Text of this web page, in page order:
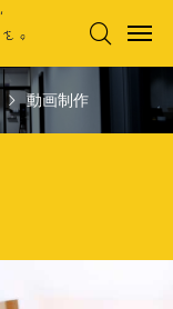

動画制作